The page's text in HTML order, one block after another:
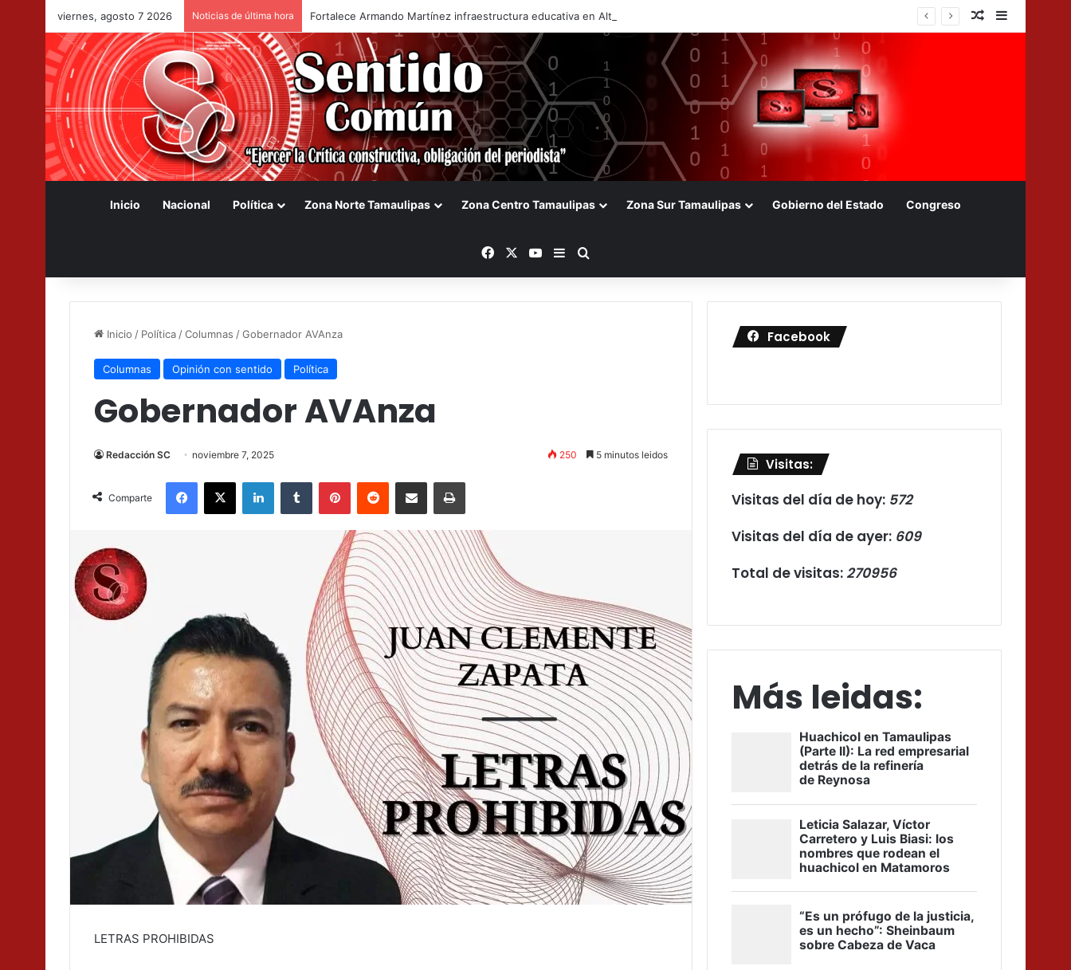
viernes, agosto 7 2026 Noticias de última hora Fortalece Armando Martínez infraestructura educativa en Altamira Nota aleatoria
Barra
Inicio Nacional Política Zona Norte Tamaulipas Zona Centro Tamaulipas Zona Sur Tamaulipas Gobierno del Estado Congreso
FacebookYouTubeBarra lateral
Inicio / Política /Columnas /Gobernador AVAnza
Columnas Opinión con sentido Política
Gobernador AVAnza
Redacción SC noviembre 7, 2025 250 5 minutos leidos
Comparte
Facebook
X LinkedInTumblr PinterestReddit Compartir vía email Imprimir
LETRAS PROHIBIDAS
Facebook
Visitas:
Visitas del día de hoy: 572
Visitas del día de ayer: 609
Total de visitas: 270956
Más leidas: